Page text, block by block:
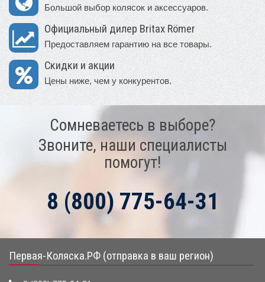
Большой выбор колясок и аксессуаров.
Официальный дилер Britax Römer
Предоставляем гарантию на все товары.
Скидки и акции
Цены ниже, чем у конкурентов.
Сомневаетесь в выборе?
Звоните, наши специалисты
помогут!
8 (800) 775-64-31
Первая-Коляска.РФ (отправка в ваш регион)